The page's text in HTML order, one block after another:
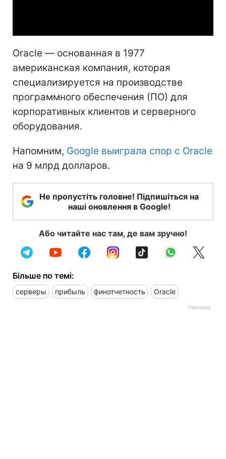
Oracle — основанная в 1977
американская компания, которая
специализируется на производстве
программного обеспечения (ПО) для
корпоративных клиентов и серверного
оборудования.
Напомним, Google выиграла спор с Oracle
на 9 млрд долларов.
Не пропустіть головне! Підпишіться на
наші оновлення в Google!
Або читайте нас там, де вам зручно!
Більше по темі:
серверы прибыль финотчетность Oracle